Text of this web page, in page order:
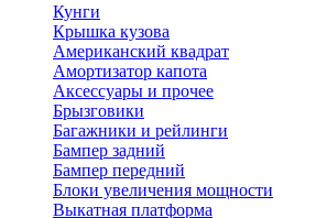
Кунги
Крышка кузова
Американский квадрат
Амортизатор капота
Аксессуары и прочее
Брызговики
Багажники и рейлинги
Бампер задний
Бампер передний
Блоки увеличения мощности
Выкатная платформа